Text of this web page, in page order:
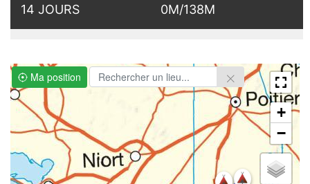
14 JOURS 0M/138M
Ma position
+
−